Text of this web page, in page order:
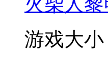
游戏大小